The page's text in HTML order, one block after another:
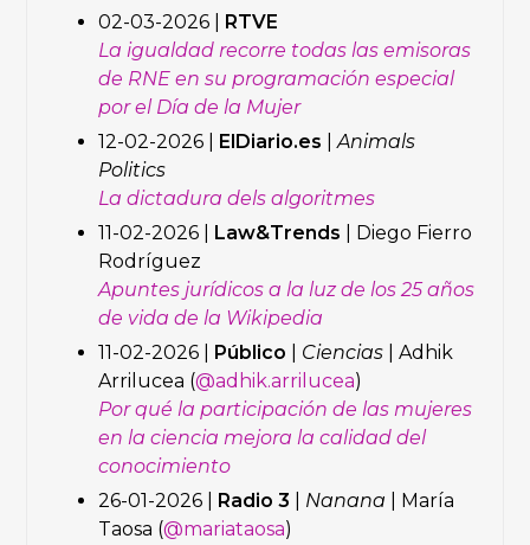
02-03-2026 | RTVE
La igualdad recorre todas las emisoras
de RNE en su programación especial
por el Día de la Mujer
12-02-2026 | ElDiario.es |Animals
Politics
La dictadura dels algoritmes
11-02-2026 | Law&Trends | Diego Fierro
Rodríguez
Apuntes jurídicos a la luz de los 25 años
de vida de la Wikipedia
11-02-2026 | Público Ciencias | Adhik
Arrilucea (@adhik.arrilucea)
Por qué la participación de las mujeres
en la ciencia mejora la calidad del
conocimiento
26-01-2026 | Radio 3 Nanana | María
Taosa (@mariataosa)